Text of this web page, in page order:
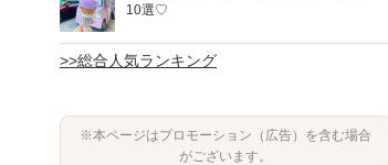
10選♡
>>総合人気ランキング
※本ページはプロモーション（広告）を含む場合
がございます。